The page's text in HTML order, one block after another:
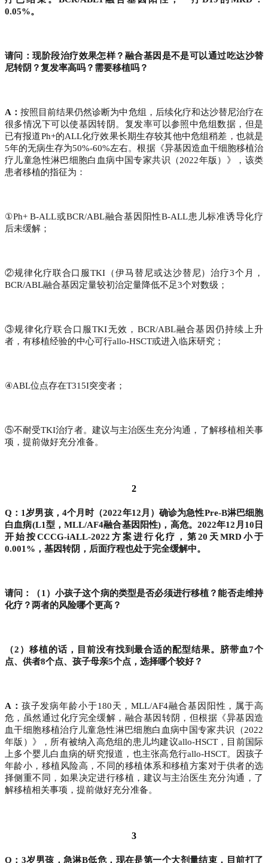
0.05%。
请问：现阶段治疗效果怎样？融合基因是不是可以通过吃达沙替
尼转阴？复发率高吗？需要移植吗？
A：按照目前结果仍然诊断为中危组，后续化疗和达沙替尼治疗在
很多情况下可以使基因转阴。复发率可以参照中危组数据，但是
已有报道Ph+的ALL化疗效果长期生存较其他中危组稍差，也就是
5年的无病生存为50%-60%左右。根据《异基因造血干细胞移植治
疗儿童急性淋巴细胞白血病中国专家共识（2022年版）》，该类
患者移植的指征为：
①Ph+ B-ALL或BCR/ABL融合基因阳性B-ALL患儿标准诱导化疗
后未缓解；
②规律化疗联合口服TKI（伊马替尼或达沙替尼）治疗3个月，
BCR/ABL融合基因定量较初治定量降低不足3个对数级；
③规律化疗联合口服TKI无效，BCR/ABL融合基因仍持续上升
者，有移植经验的中心可行allo-HSCT或进入临床研究；
④ABL位点存在T315I突变者；
⑤不耐受TKI治疗者。建议与主治医生充分沟通，了解移植相关事
项，提前做好充分准备。
2
Q：1岁男孩，4个月时（2022年12月）确诊为急性Pre-B淋巴细胞
白血病(L1型，MLL/AF4融合基因阳性)，高危。2022年12月10日
开始按CCCG-iALL-2022方案进行化疗，第20天MRD小于
0.001%，基因转阴，后面疗程也处于完全缓解中。
请问：（1）小孩子这个病的类型是否必须进行移植？能否走维持
化疗？两者的风险哪个更高？
（2）移植的话，目前没有找到最合适的配型结果。脐带血7个
点、供者8个点、孩子母亲5个点，选择哪个较好？
A： 孩子发病年龄小于180天，MLL/AF4融合基因阳性，属于高
危，虽然通过化疗完全缓解，融合基因转阴，但根据《异基因造
血干细胞移植治疗儿童急性淋巴细胞白血病中国专家共识（2022
年版）》，所有被纳入高危组的患儿均建议allo-HSCT，目前国际
上多个婴儿白血病的研究报道，也主张高危行allo-HSCT。因孩子
年龄小，移植风险高，不同的移植体系和移植方案对于供者的选
择侧重不同，如果决定进行移植，建议与主治医生充分沟通，了
解移植相关事项，提前做好充分准备。
3
Q：3岁男孩，急淋B低危，现在是第一个大剂量结束，目前打了